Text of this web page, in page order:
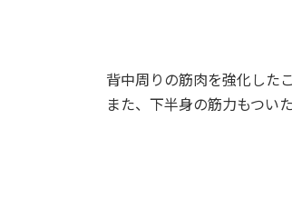
背中周りの筋肉を強化した
また、下半身の筋力もつい